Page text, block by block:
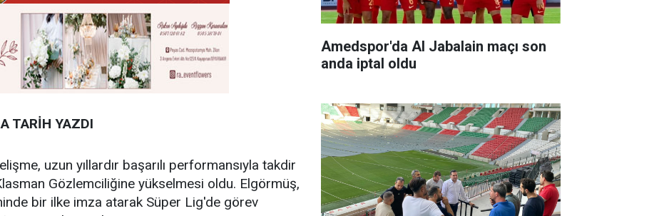
TARİH YAZDI
uzun yıllardır başarılı performansıyla takdir
Gözlemciliğine yükselmesi oldu. Elgörmüş,
bir ilke imza atarak Süper Lig'de görev
Amedspor'da Al Jabalain maçı son
anda iptal oldu